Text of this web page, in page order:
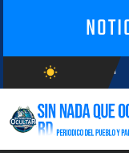
wb_sunny
AGOSTO/9/2026
para la aviación civil